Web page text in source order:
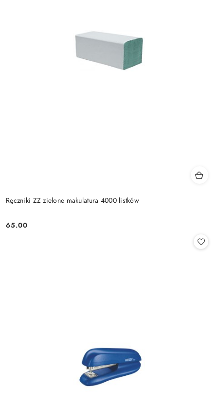
Ręczniki ZZ zielone makulatura 4000 listków
Cena:
65.00